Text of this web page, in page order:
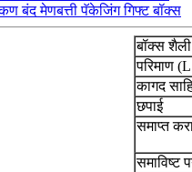
बंद मेणबत्ती पॅकेजिंग गिफ्ट बॉक्स
बॉक्स शैली
परिमाण
कागद
छपाई
समाप्त
समाविष्ट